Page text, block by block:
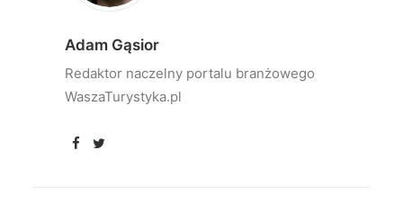
Adam Gąsior
Redaktor naczelny portalu branżowego
WaszaTurystyka.pl